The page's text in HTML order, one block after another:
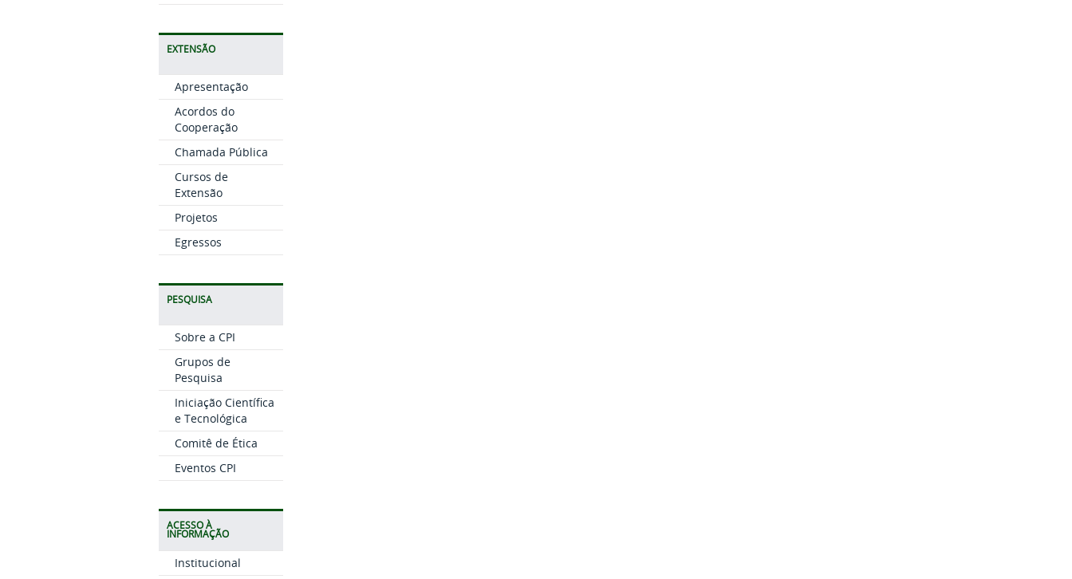
EXTENSÃO
Apresentação
Acordos do
Cooperação
Chamada Pública
Cursos de
Extensão
Projetos
Egressos
PESQUISA
Sobre a CPI
Grupos de
Pesquisa
Iniciação Científica
e Tecnológica
Comitê de Ética
Eventos CPI
ACESSO À
INFORMAÇÃO
Institucional